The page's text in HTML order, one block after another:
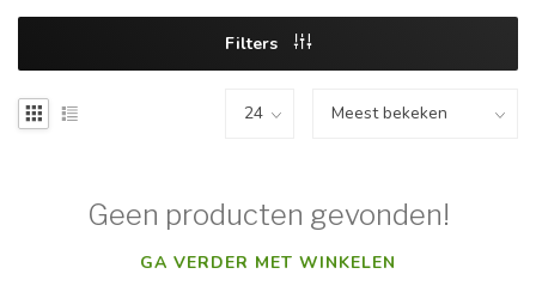
Filters
Geen producten gevonden!
GA VERDER MET WINKELEN